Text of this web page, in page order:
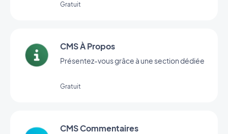
Gratuit
CMS À Propos
Présentez-vous grâce à une section dédiée
Gratuit
CMS Commentaires